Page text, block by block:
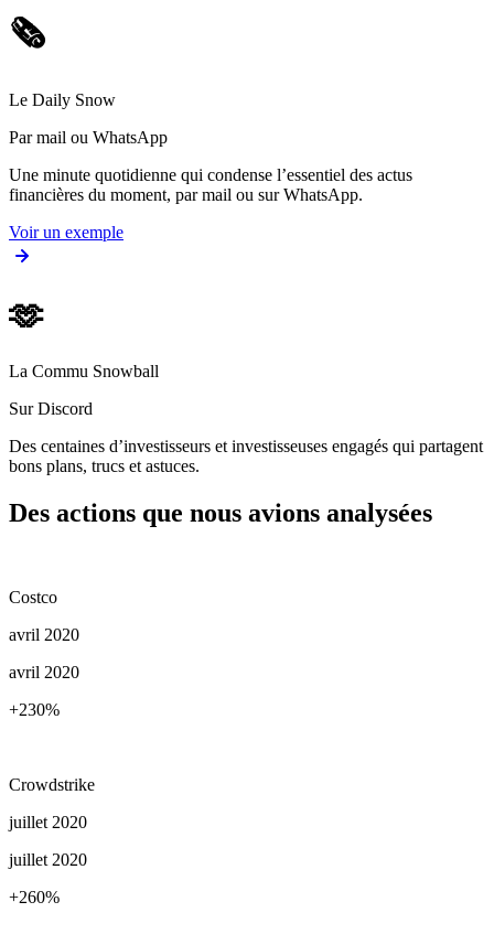
🗞️
Le Daily Snow
Par mail ou WhatsApp
Une minute quotidienne qui condense l’essentiel des actus
financières du moment, par mail ou sur WhatsApp.
Voir un exemple
🫶
La Commu Snowball
Sur Discord
Des centaines d’investisseurs et investisseuses engagés qui partagent
bons plans, trucs et astuces.
Des actions que nous avions analysées
Costco
avril 2020
avril 2020
+230%
Crowdstrike
juillet 2020
juillet 2020
+260%